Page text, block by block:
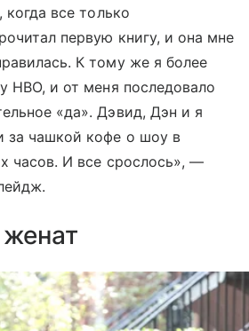
когда все только
первую книгу, и она мне
К тому же я более
HBO, и от меня последовало
«да». Дэвид, Дэн и я
за чашкой кофе о шоу в
часов. И все срослось», —